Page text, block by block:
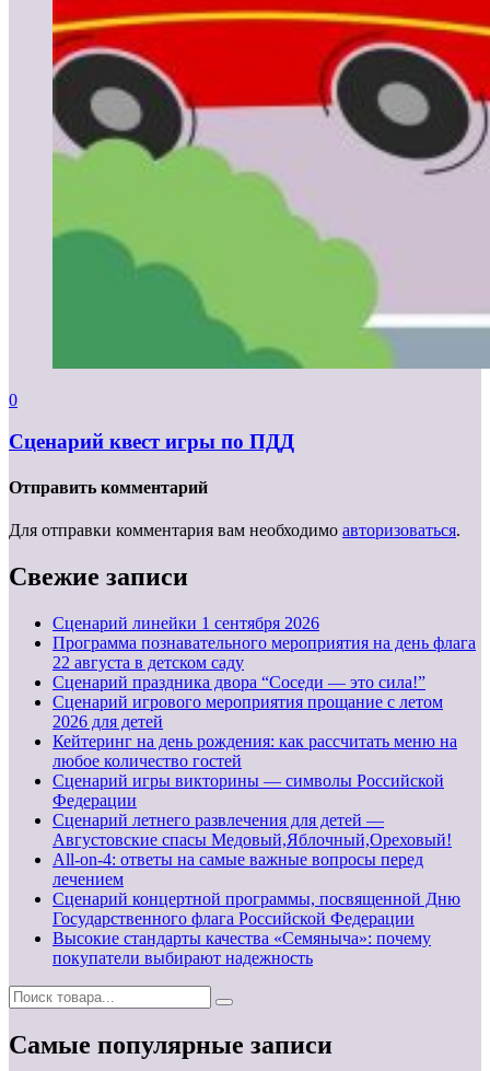
0
Сценарий квест игры по ПДД
Отправить комментарий
Для отправки комментария вам необходимо авторизоваться.
Свежие записи
Cценарий линейки 1 сентября 2026
Программа познавательного мероприятия на день флага
22 августа в детском саду
Сценарий праздника двора “Соседи — это сила!”
Сценарий игрового мероприятия прощание с летом
2026 для детей
Кейтеринг на день рождения: как рассчитать меню на
любое количество гостей
Сценарий игры викторины — символы Российской
Федерации
Сценарий летнего развлечения для детей —
Августовские спасы Медовый,Яблочный,Ореховый!
All-on-4: ответы на самые важные вопросы перед
лечением
Сценарий концертной программы, посвященной Дню
Государственного флага Российской Федерации
Высокие стандарты качества «Семяныча»: почему
покупатели выбирают надежность
Самые популярные записи